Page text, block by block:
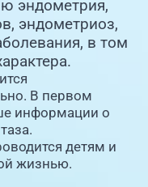
эндометрия,
эндометриоз,
в том
В первом
информации о
детям и
жизнью.